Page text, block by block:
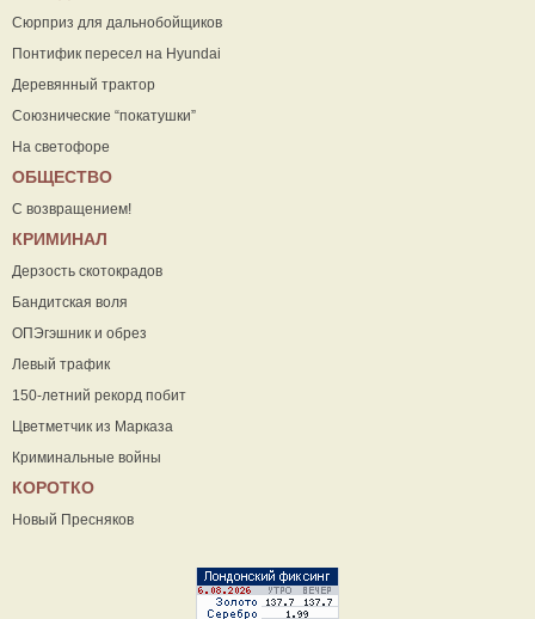
Сюрприз для дальнобойщиков
Понтифик пересел на Hyundai
Деревянный трактор
Союзнические “покатушки”
На светофоре
ОБЩЕСТВО
С возвращением!
КРИМИНАЛ
Дерзость скотокрадов
Бандитская воля
ОПЭгэшник и обрез
Левый трафик
150-летний рекорд побит
Цветметчик из Марказа
Криминальные войны
КОРОТКО
Новый Пресняков